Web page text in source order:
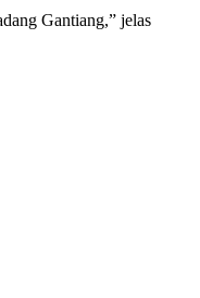
Gantiang,” jelas